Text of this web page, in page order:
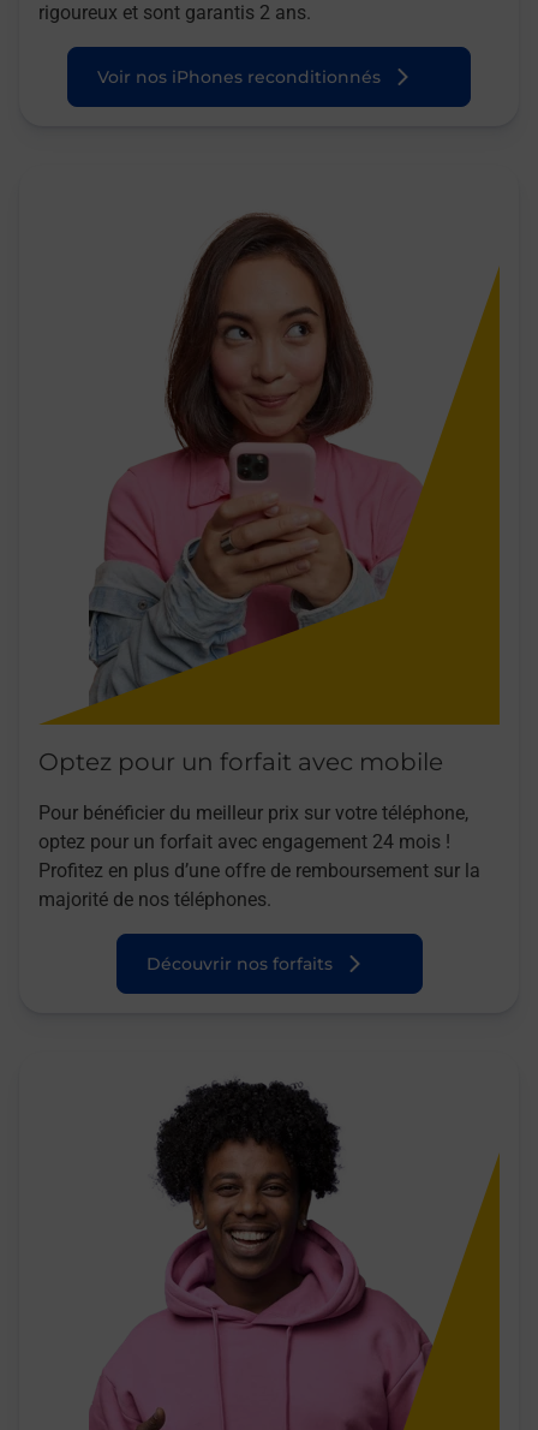
rigoureux et sont garantis 2 ans.
Voir nos iPhones reconditionnés
Optez pour un forfait avec mobile
Pour bénéficier du meilleur prix sur votre téléphone,
optez pour un forfait avec engagement 24 mois !
Profitez en plus d’une offre de remboursement sur la
majorité de nos téléphones.
Découvrir nos forfaits